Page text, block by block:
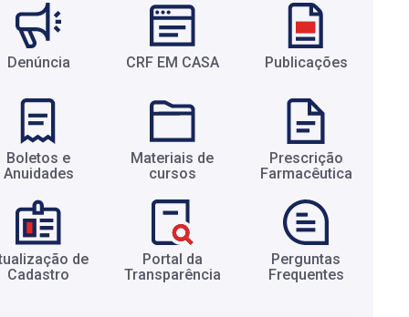
Denúncia CRF EM CASA Publicações
Boletos e
Anuidades​
Materiais de
cursos​
Prescrição
Farmacêutica​
de
Cadastro​
Portal da
Transparência​
Perguntas
Frequentes​